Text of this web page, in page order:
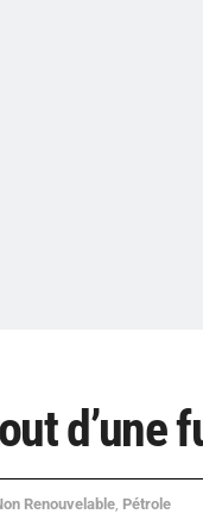
Renouvelable Pétrole